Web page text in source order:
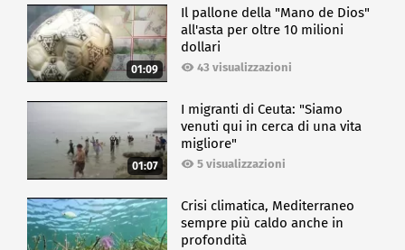
01:09
Il pallone della "Mano de Dios"
all'asta per oltre 10 milioni
dollari
43 visualizzazioni
01:07
I migranti di Ceuta: "Siamo
venuti qui in cerca di una vita
migliore"
5 visualizzazioni
Crisi climatica, Mediterraneo
sempre più caldo anche in
profondità